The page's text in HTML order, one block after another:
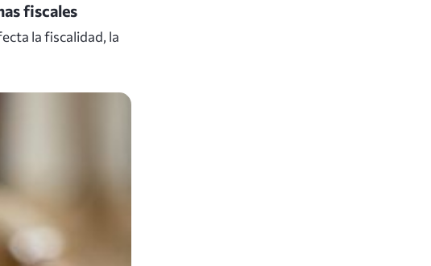
fiscales
la fiscalidad, la